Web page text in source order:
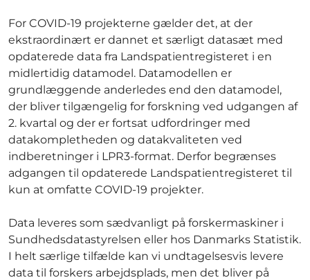
For COVID-19 projekterne gælder det, at der
ekstraordinært er dannet et særligt datasæt med
opdaterede data fra Landspatientregisteret i en
midlertidig datamodel. Datamodellen er
grundlæggende anderledes end den datamodel,
der bliver tilgængelig for forskning ved udgangen af
2. kvartal og der er fortsat udfordringer med
datakompletheden og datakvaliteten ved
indberetninger i LPR3-format. Derfor begrænses
adgangen til opdaterede Landspatientregisteret til
kun at omfatte COVID-19 projekter.
Data leveres som sædvanligt på forskermaskiner i
Sundhedsdatastyrelsen eller hos Danmarks Statistik.
I helt særlige tilfælde kan vi undtagelsesvis levere
data til forskers arbejdsplads, men det bliver på